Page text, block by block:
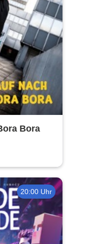
Bora
20:00 Uhr